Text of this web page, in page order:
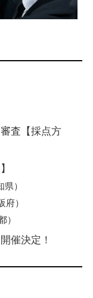
査【採点方
）
府）
）
催決定！